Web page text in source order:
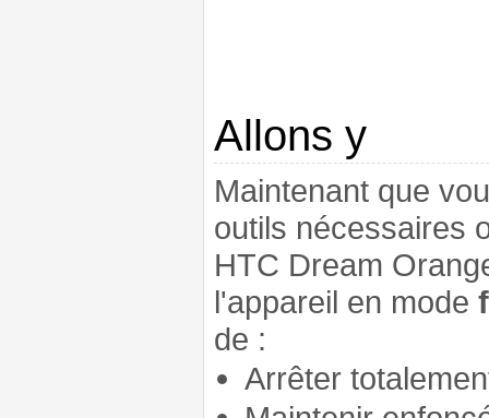
Allons y
Maintenant que
outils nécessaires
HTC Dream
l'appareil en mode
de :
Arrêter